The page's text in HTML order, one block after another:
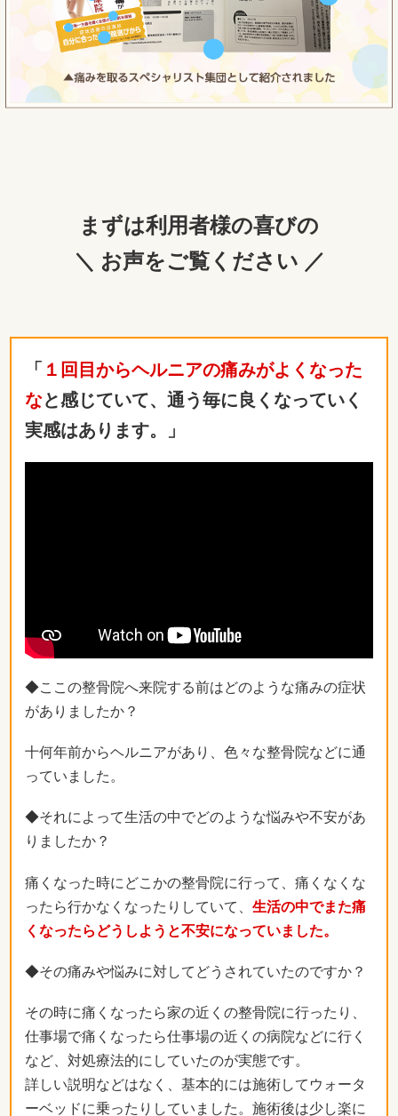
まずは利用者様の喜びの
＼ お声をご覧ください ／
「 １回目からヘルニアの痛みがよくなった
なと感じていて、通う毎に良くなっていく
実感はあります。」
◆ここの整骨院へ来院する前はどのような痛みの症状
がありましたか？
十何年前からヘルニアがあり、色々な整骨院などに通
っていました。
◆それによって生活の中でどのような悩みや不安があ
りましたか？
痛くなった時にどこかの整骨院に行って、痛くなくな
ったら行かなくなったりしていて、 生活の中でまた痛
くなったらどうしようと不安になっていました。
◆その痛みや悩みに対してどうされていたのですか？
その時に痛くなったら家の近くの整骨院に行ったり、
仕事場で痛くなったら仕事場の近くの病院などに行く
など、対処療法的にしていたのが実態です。
詳しい説明などはなく、基本的には施術してウォータ
ーベッドに乗ったりしていました。施術後は少し楽に